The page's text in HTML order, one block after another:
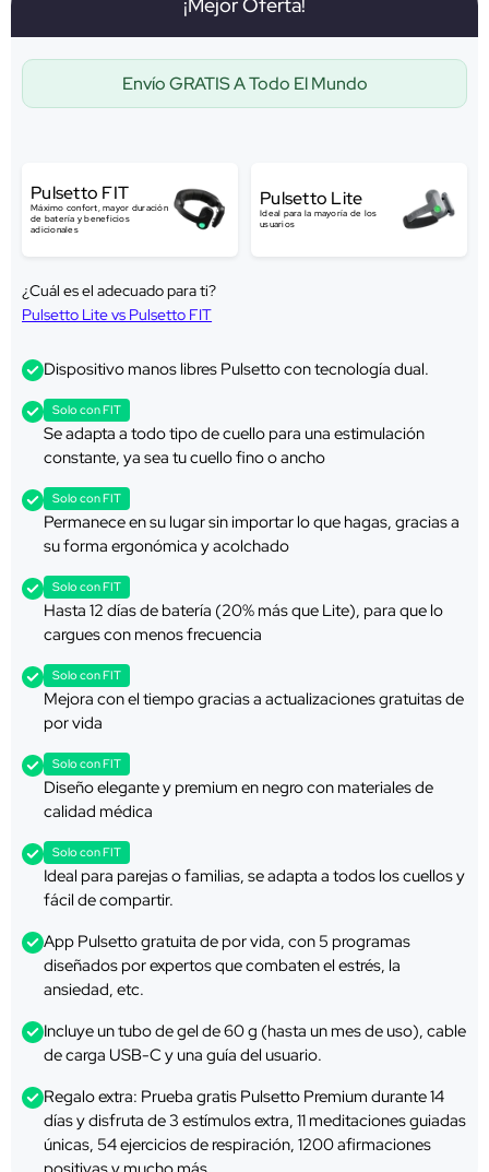
Envío GRATIS A Todo El Mundo
Pulsetto FIT
Máximo confort, mayor duración
de batería y beneficios
adicionales
Pulsetto Lite
Ideal para la mayoría de los
usuarios
¿Cuál es el adecuado para ti?
Pulsetto Lite vs Pulsetto FIT
Dispositivo manos libres Pulsetto con tecnología dual.
Solo con FIT
Se adapta a todo tipo de cuello para una estimulación
constante, ya sea tu cuello fino o ancho
Solo con FIT
Permanece en su lugar sin importar lo que hagas, gracias a
su forma ergonómica y acolchado
Solo con FIT
Hasta 12 días de batería (20% más que Lite), para que lo
cargues con menos frecuencia
Solo con FIT
Mejora con el tiempo gracias a actualizaciones gratuitas de
por vida
Solo con FIT
Diseño elegante y premium en negro con materiales de
calidad médica
Solo con FIT
Ideal para parejas o familias, se adapta a todos los cuellos y
fácil de compartir.
App Pulsetto gratuita de por vida, con 5 programas
diseñados por expertos que combaten el estrés, la
ansiedad, etc.
Incluye un tubo de gel de 60 g (hasta un mes de uso), cable
de carga USB-C y una guía del usuario.
Regalo extra: Prueba gratis Pulsetto Premium durante 14
días y disfruta de 3 estímulos extra, 11 meditaciones guiadas
únicas, 54 ejercicios de respiración, 1200 afirmaciones